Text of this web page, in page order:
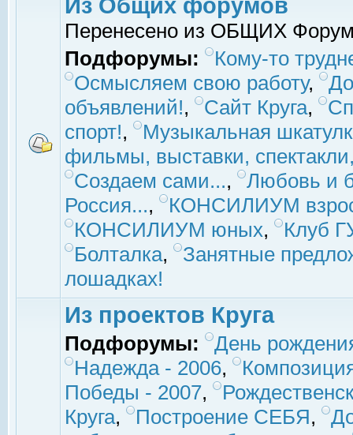
Из Общих форумов
Перенесено из ОБЩИХ
Подфорумы:
Кому-то
Осмысляем свою работу,
объявлений!, Сайт Круга,
спорт!,
Музыкальная
фильмы, выставки,
Создаем сами...,
Любовь и
Россия...,
КОНСИЛИУМ
КОНСИЛИУМ юных,
Клуб
Болталка,
Занятные
лошадках!
Из проектов Круга
Подфорумы:
День
Надежда - 2006,
Победы - 2007,
Круга, Построение СЕБЯ,